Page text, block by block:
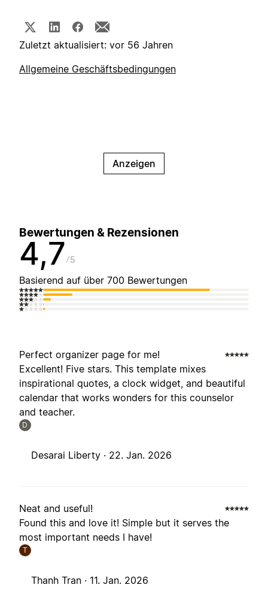
Zuletzt aktualisiert: vor 56 Jahren
Allgemeine Geschäftsbedingungen
Anzeigen
Bewertungen & Rezensionen
4,7 5
Basierend auf über 700 Bewertungen
Perfect organizer page for me!
Excellent! Five stars. This template mixes
inspirational quotes, a clock widget, and beautiful
calendar that works wonders for this counselor
and teacher.
D
Desarai Liberty · 22. Jan. 2026
Neat and useful!
Found this and love it! Simple but it serves the
most important needs I have!
T
Thanh Tran · 11. Jan. 2026